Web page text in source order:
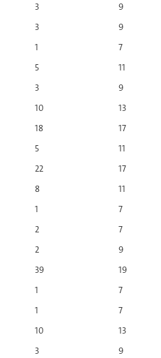
3
9
3
9
1
7
5
11
3
9
10
13
18
17
5
11
22
17
8
11
1
7
2
7
2
9
39
19
1
7
1
7
10
13
3
9